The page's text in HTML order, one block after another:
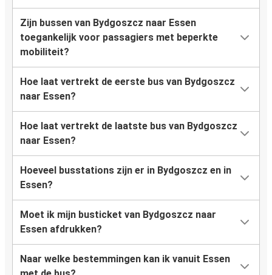
Zijn bussen van Bydgoszcz naar Essen
toegankelijk voor passagiers met beperkte
mobiliteit?
Hoe laat vertrekt de eerste bus van Bydgoszcz
naar Essen?
Hoe laat vertrekt de laatste bus van Bydgoszcz
naar Essen?
Hoeveel busstations zijn er in Bydgoszcz en in
Essen?
Moet ik mijn busticket van Bydgoszcz naar
Essen afdrukken?
Naar welke bestemmingen kan ik vanuit Essen